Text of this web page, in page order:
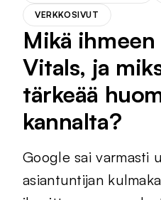
VERKKOSIVUT
Mikä
Vitals, ja
tärkeää
kannalta?
Google sai varmasti
asiantuntijan